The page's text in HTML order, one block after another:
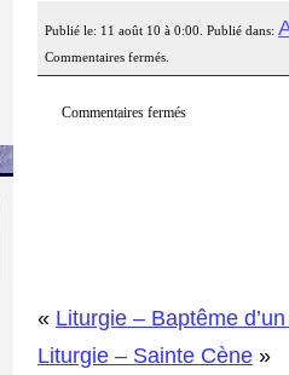
Publié le: 11 août 10 à 0:00. Publié dans:
Commentaires fermés.
Commentaires fermés
« Liturgie – Baptême
Liturgie – Sainte Cène »